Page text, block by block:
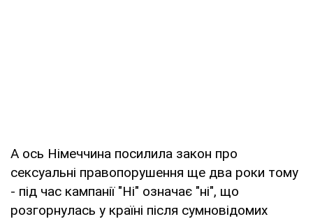
А ось Німеччина посилила закон про
сексуальні правопорушення ще два роки тому
- під час кампанії "Ні" означає "ні", що
розгорнулась у країні після сумновідомих